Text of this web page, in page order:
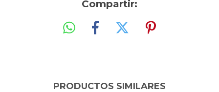
Compartir:
PRODUCTOS SIMILARES